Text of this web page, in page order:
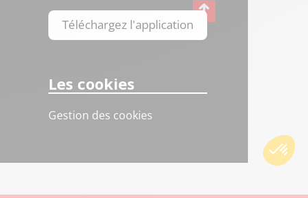
Téléchargez l'application
Les cookies
Gestion des cookies